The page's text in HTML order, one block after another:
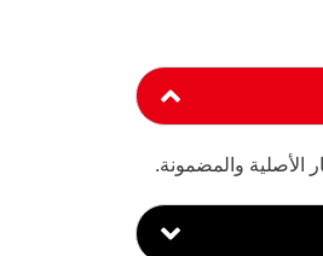
الأصلية والمضمونة.